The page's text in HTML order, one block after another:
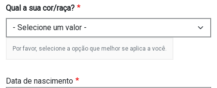
Qual a sua cor/raça?
Por favor, selecione a opção que melhor se aplica a você.
Data de nascimento